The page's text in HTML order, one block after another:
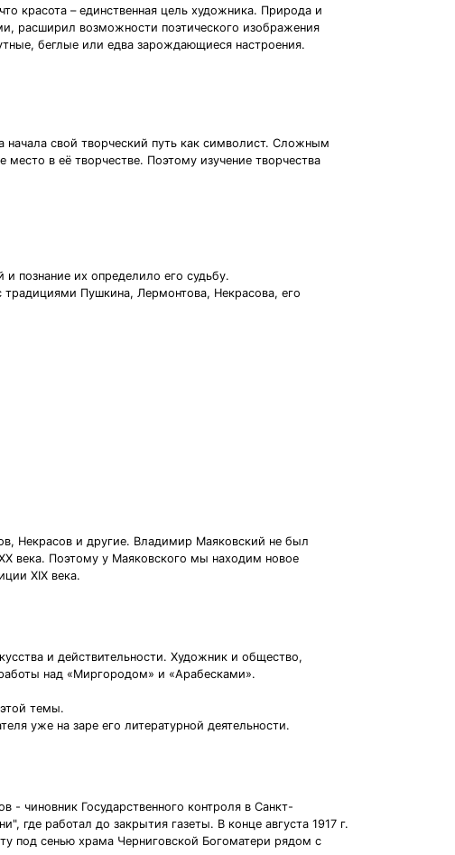
красота – единственная цель художника. Природа и
расширил возможности поэтического изображения
беглые или едва зарождающиеся настроения.
начала свой творческий путь как символист. Сложным
в её творчестве. Поэтому изучение творчества
познание их определило его судьбу.
Пушкина, Лермонтова, Некрасова, его
Некрасов и другие. Владимир Маяковский не был
века. Поэтому у Маяковского мы находим новое
XIX века.
и действительности. Художник и общество,
над «Миргородом» и «Арабесками».
темы.
уже на заре его литературной деятельности.
- чиновник Государственного контроля в Санкт-
где работал до закрытия газеты. В конце августа 1917 г.
под сенью храма Черниговской Богоматери рядом с